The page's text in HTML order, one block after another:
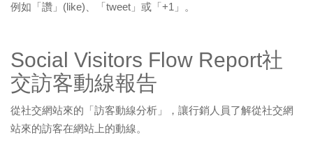
例如「讚」(like)、「tweet」或「+1」。
Social Visitors Flow Report社
交訪客動線報告
從社交網站來的「訪客動線分析」，讓行銷人員了解從社交網
站來的訪客在網站上的動線。